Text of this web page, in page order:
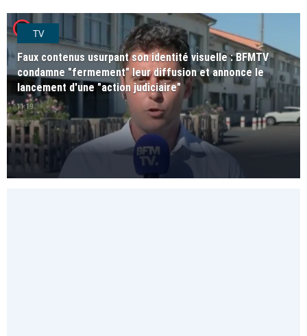
player2TV
Faux contenus usurpant son identité visuelle : BFMTV
condamne "fermement" leur diffusion et annonce le
lancement d'une "action judiciaire"
11:19